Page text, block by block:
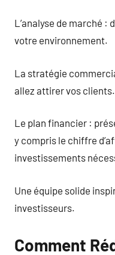
L’analyse de marché :
votre environnement.
La stratégie
allez attirer vos clients.
Le plan financier :
y compris le chiffre
investissements
Une équipe solide
investisseurs.
Comment